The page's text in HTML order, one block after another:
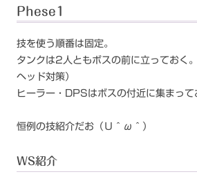
Phese1
技を使う順番は固定。
タンクは2人ともボスの前に立っておく
ヘッド対策）
ヒーラー・DPSはボスの付近に集まって
恒例の技紹介だお（Ｕ＾ω＾）
WS紹介